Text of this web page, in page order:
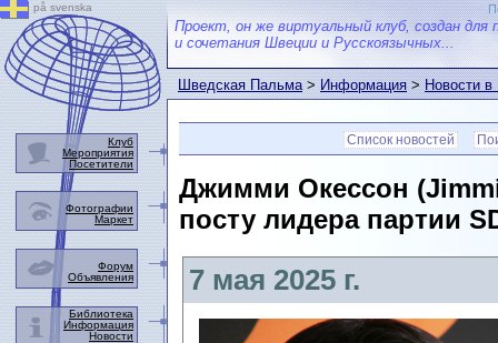
Проект, он же виртуальный клуб, создан для
и сочетания Швеции и Русскоязычных...
Шведская Пальма>Информация>Новости
Список новостей
Джимми Окессон
посту лидера партии
7 мая 2025 г.
på svenska
Клуб
Мероприятия
Посетители
Фотографии
Маркет
Форум
Объявления
Библиотека
Информация
Новости